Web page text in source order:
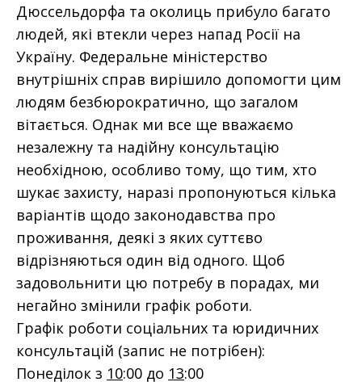
Дюссельдорфа та околиць прибуло багато
людей, які втекли через напад Росії на
Україну. Федеральне міністерство
внутрішніх справ вирішило допомогти цим
людям безбюрократично, що загалом
вітається. Однак ми все ще вважаємо
незалежну та надійну консультацію
необхідною, особливо тому, що тим, хто
шукає захисту, наразі пропонуються кілька
варіантів щодо законодавства про
проживання, деякі з яких суттєво
відрізняються один від одного. Щоб
задовольнити цю потребу в порадах, ми
негайно змінили графік роботи.
Графік роботи соціальних та юридичних
консультацій (запис не потрібен):
Понеділок з 10:00 до 13:00